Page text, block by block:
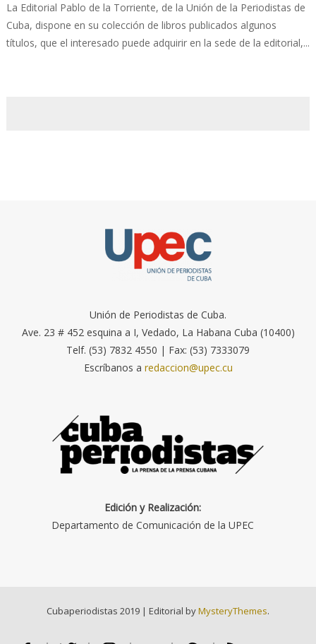
La Editorial Pablo de la Torriente, de la Unión de la Periodistas de
Cuba, dispone en su colección de libros publicados algunos
títulos, que el interesado puede adquirir en la sede de la editorial,...
Unión de Periodistas de Cuba.
Ave. 23 # 452 esquina a I, Vedado, La Habana Cuba (10400)
Telf. (53) 7832 4550 | Fax: (53) 7333079
Escríbanos a redaccion@upec.cu
Edición y Realización:
Departamento de Comunicación de la UPEC
Cubaperiodistas 2019 | Editorial byMysteryThemes.